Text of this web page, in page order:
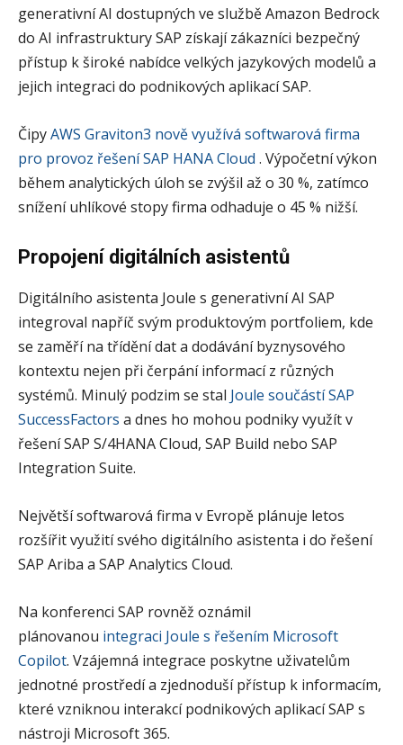
generativní AI dostupných ve službě Amazon Bedrock
do AI infrastruktury SAP získají zákazníci bezpečný
přístup k široké nabídce velkých jazykových modelů a
jejich integraci do podnikových aplikací SAP.
ČipyAWS Graviton3 nově využívá softwarová firma
pro provoz řešení SAP HANA Cloud . Výpočetní výkon
během analytických úloh se zvýšil až o 30 %, zatímco
snížení uhlíkové stopy firma odhaduje o 45 % nižší.
Propojení digitálních asistentů
Digitálního asistenta Joule s generativní AI SAP
integroval napříč svým produktovým portfoliem, kde
se zaměří na třídění dat a dodávání byznysového
kontextu nejen při čerpání informací z různých
systémů. Minulý podzim se stal Joule součástí SAP
SuccessFactors a dnes ho mohou podniky využít v
řešení SAP S/4HANA Cloud, SAP Build nebo SAP
Integration Suite.
Největší softwarová firma v Evropě plánuje letos
rozšířit využití svého digitálního asistenta i do řešení
SAP Ariba a SAP Analytics Cloud.
Na konferenci SAP rovněž oznámil
plánovanou integraci Joule s řešením Microsoft
Copilot. Vzájemná integrace poskytne uživatelům
jednotné prostředí a zjednoduší přístup k informacím,
které vzniknou interakcí podnikových aplikací SAP s
nástroji Microsoft 365.